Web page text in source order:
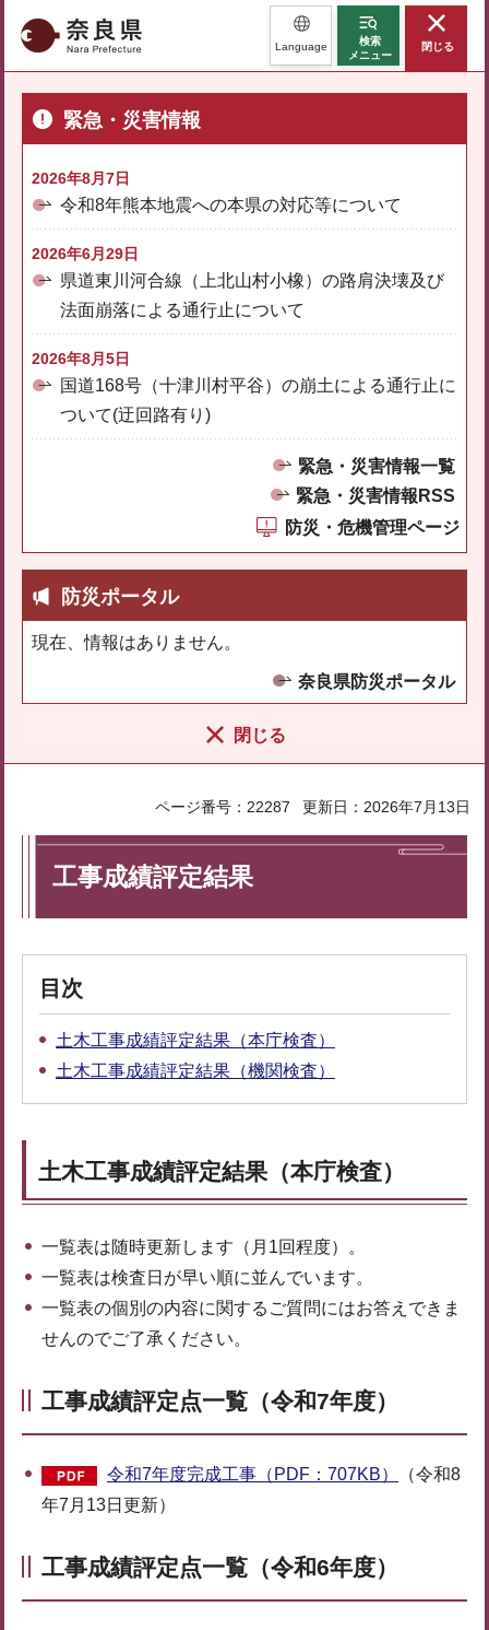
奈良県 Language
検索
メニュー
閉じる
緊急・災害情報
2026年8月7日
令和8年熊本地震への本県の対応等について
2026年6月29日
県道東川河合線（上北山村小橡）の路肩決壊及び
法面崩落による通行止について
2026年8月5日
国道168号（十津川村平谷）の崩土による通行止に
ついて(迂回路有り)
緊急・災害情報一覧
緊急・災害情報RSS
防災・危機管理ページ
防災ポータル
現在、情報はありません。
奈良県防災ポータル
閉じる
ページ番号：22287 更新日：2026年7月13日
工事成績評定結果
目次
土木工事成績評定結果（本庁検査）
土木工事成績評定結果（機関検査）
土木工事成績評定結果（本庁検査）
一覧表は随時更新します（月1回程度）。
一覧表は検査日が早い順に並んでいます。
一覧表の個別の内容に関するご質問にはお答えできま
せんのでご了承ください。
工事成績評定点一覧（令和7年度）
令和7年度完成工事（PDF：707KB）
（令和8
年7月13日更新）
工事成績評定点一覧（令和6年度）